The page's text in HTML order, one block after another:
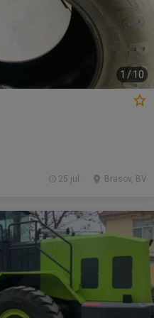
1 / 10
Brasov, BV
25 jul.